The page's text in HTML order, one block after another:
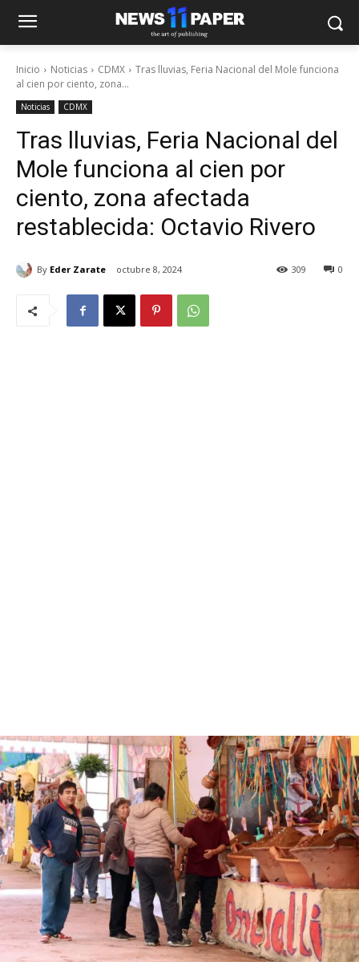
Inicio Noticias CDMX
Tras lluvias, Feria Nacional del Mole funciona
al cien por ciento, zona...
Noticias CDMX
Tras lluvias, Feria Nacional del
Mole funciona al cien por
ciento, zona afectada
restablecida: Octavio Rivero
By Eder Zarate octubre 8, 2024 0
309